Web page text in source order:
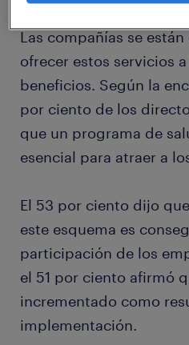
Políticas de salud y
Las compañías se
ofrecer estos servicios
beneficios. Según la
por ciento de los
que un programa de
esencial para atraer a
El 53 por ciento dijo
este esquema es
participación de los
el 51 por ciento afirmó
incrementado como
implementación.